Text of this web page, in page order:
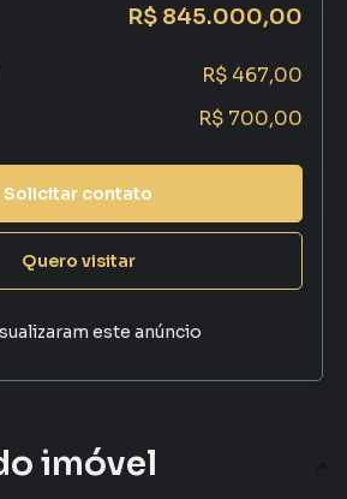
imóvel
R$ 845.000,00
R$ 467,00
R$ 700,00
Solicitar contato
Quero visitar
este anúncio